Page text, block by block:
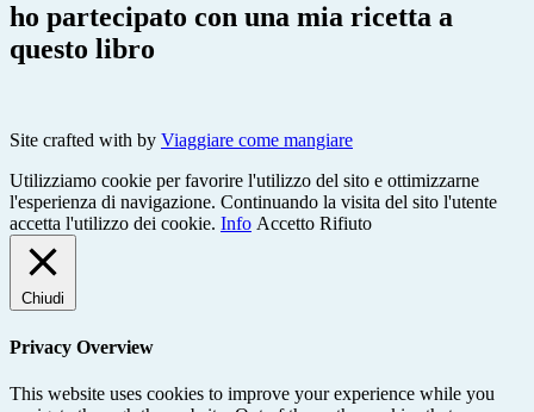
ho partecipato con una mia ricetta a
questo libro
Site crafted with by Viaggiare come mangiare
Utilizziamo cookie per favorire l'utilizzo del sito e ottimizzarne
l'esperienza di navigazione. Continuando la visita del sito l'utente
accetta l'utilizzo dei cookie. Info Accetto Rifiuto
Chiudi
Privacy Overview
This website uses cookies to improve your experience while you